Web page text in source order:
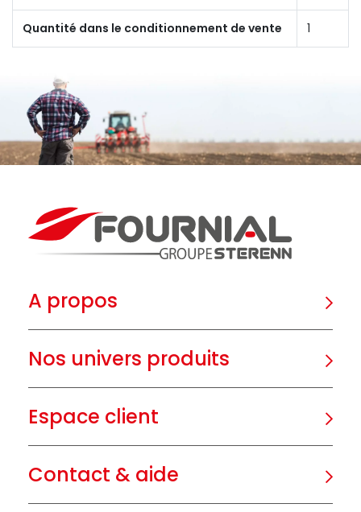
Quantité dans le conditionnement de vente 1
A propos
Nos univers produits
Espace client
Contact & aide